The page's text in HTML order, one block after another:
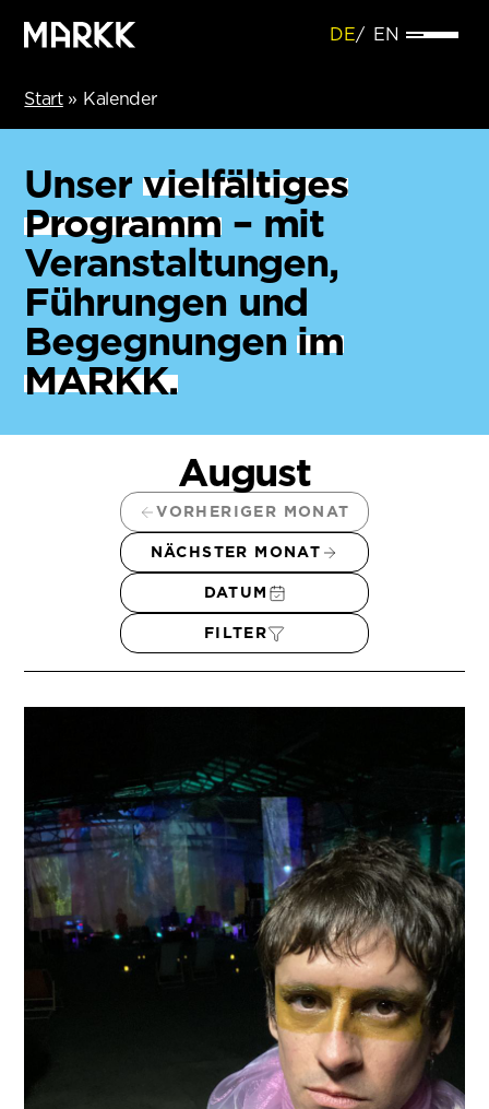
DE EN
Start» Kalender
Unser vielfältiges
Programm– mit
Veranstaltungen,
Führungen und
Begegnungenim
MARKK.
August
VORHERIGER MONAT
NÄCHSTER MONAT
DATUM
FILTER